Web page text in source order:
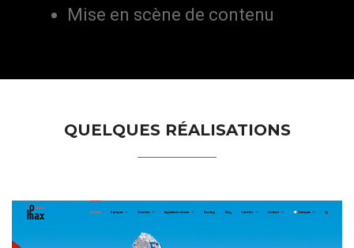
Mise en scène de contenu
QUELQUES RÉALISATIONS